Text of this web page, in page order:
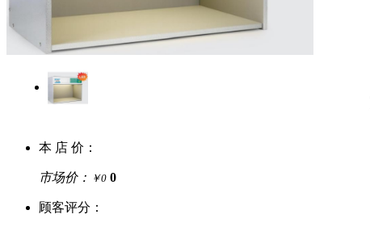
本 店 价：
市场价： ￥0 0
顾客评分：